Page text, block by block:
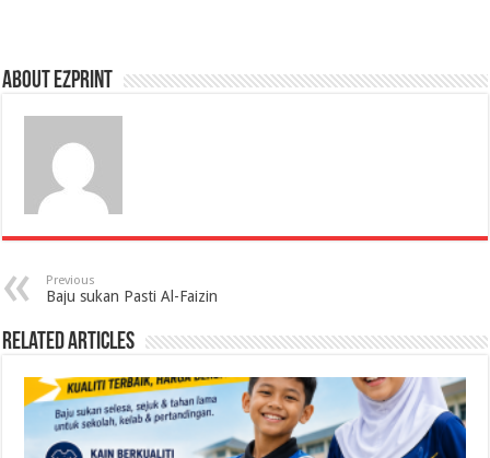
About Ezprint
Previous
Baju sukan Pasti Al-Faizin
Related Articles